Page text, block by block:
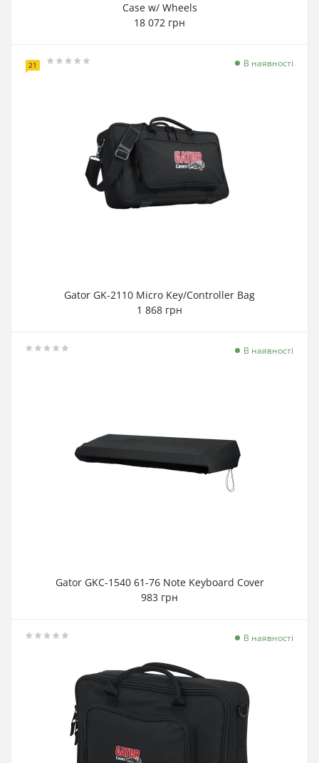
Case w/ Wheels
18 072 грн
21 В наявності
Gator GK-2110 Micro Key/Controller Bag
1 868 грн
В наявності
Gator GKC-1540 61-76 Note Keyboard Cover
983 грн
В наявності